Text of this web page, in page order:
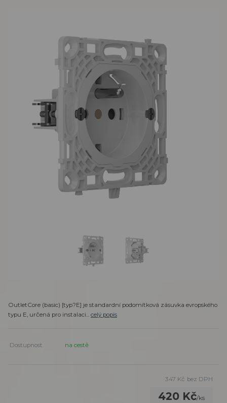
OutletCore (basic) [typ?E] je standardní podomítková zásuvka evropského
typu E, určená pro instalaci... celý popis
Dostupnost na cestě
420 Kč/ks
347 Kč bez DPH